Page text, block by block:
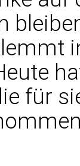
für